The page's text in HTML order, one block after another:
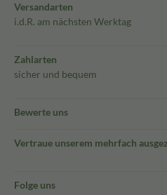
Versandarten
i.d.R. am nächsten Werktag
Zahlarten
sicher und bequem
Bewerte uns
Vertraue unserem mehrfach
Folge uns